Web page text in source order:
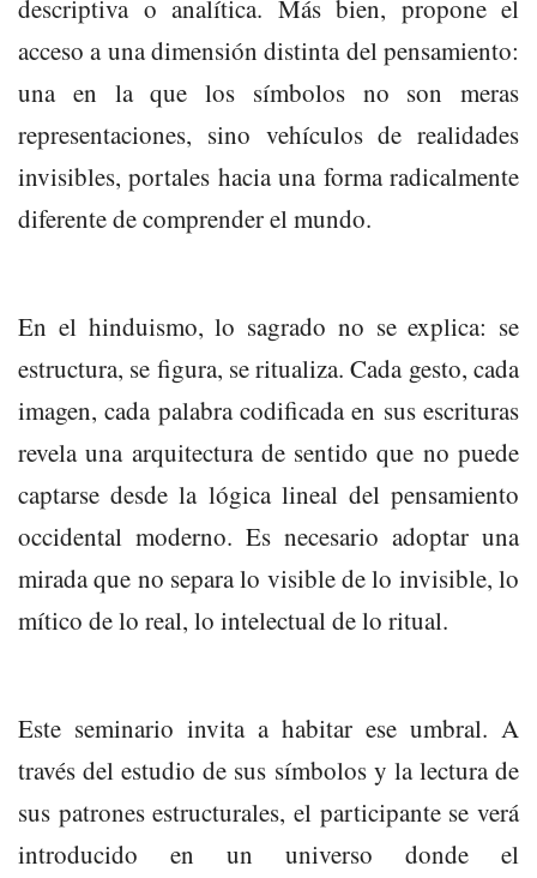
descriptiva o analítica. Más bien, propone el
acceso a una dimensión distinta del pensamiento:
una en la que los símbolos no son meras
representaciones, sino vehículos de realidades
invisibles, portales hacia una forma radicalmente
diferente de comprender el mundo.
En el hinduismo, lo sagrado no se explica: se
estructura, se figura, se ritualiza. Cada gesto, cada
imagen, cada palabra codificada en sus escrituras
revela una arquitectura de sentido que no puede
captarse desde la lógica lineal del pensamiento
occidental moderno. Es necesario adoptar una
mirada que no separa lo visible de lo invisible, lo
mítico de lo real, lo intelectual de lo ritual.
Este seminario invita a habitar ese umbral. A
través del estudio de sus símbolos y la lectura de
sus patrones estructurales, el participante se verá
introducido en un universo donde el